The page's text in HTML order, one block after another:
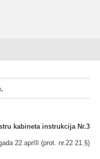
kabineta instrukcija Nr.3
22.aprīlī (prot. nr.22 21.§)